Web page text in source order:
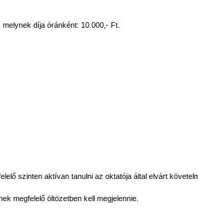
díja óránként: 10.000,- Ft.
szinten aktívan tanulni az oktatója által elvárt
megfelelő öltözetben kell megjelennie.